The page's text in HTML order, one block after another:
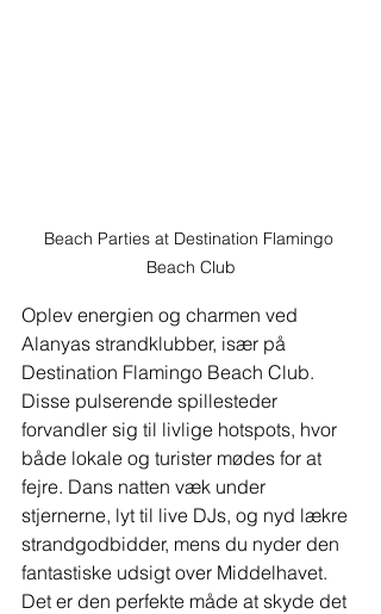
Beach Parties at Destination Flamingo
Beach Club
Oplev energien og charmen ved
Alanyas strandklubber, især på
Destination Flamingo Beach Club.
Disse pulserende spillesteder
forvandler sig til livlige hotspots, hvor
både lokale og turister mødes for at
fejre. Dans natten væk under
stjernerne, lyt til live DJs, og nyd lækre
strandgodbidder, mens du nyder den
fantastiske udsigt over Middelhavet.
Det er den perfekte måde at skyde det